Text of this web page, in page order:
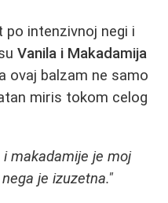
po intenzivnoj negi i
Vanila i Makadamija
ovaj balzam ne samo
miris tokom celog
makadamije je moj
je izuzetna."